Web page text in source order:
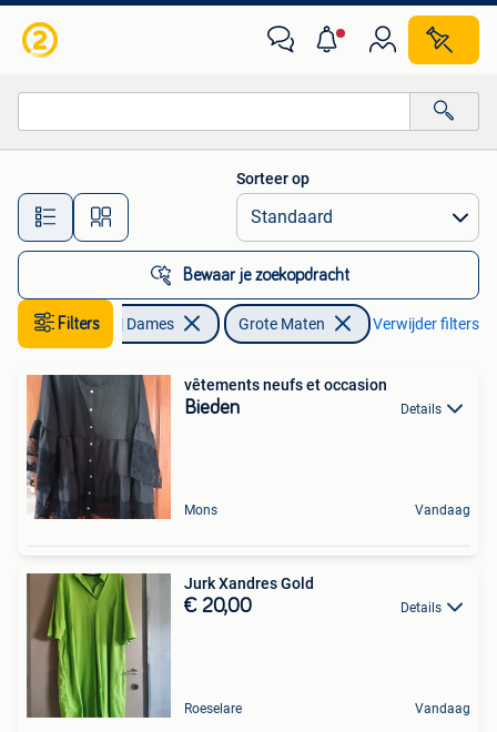
Alle afstanden…
Sorteer op
Bewaar je zoekopdracht
Filters
Kleding | Dames Grote Maten Verwijder filters
vêtements neufs et occasion
Bieden Details
Mons Vandaag
Jurk Xandres Gold
€ 20,00 Details
Roeselare Vandaag